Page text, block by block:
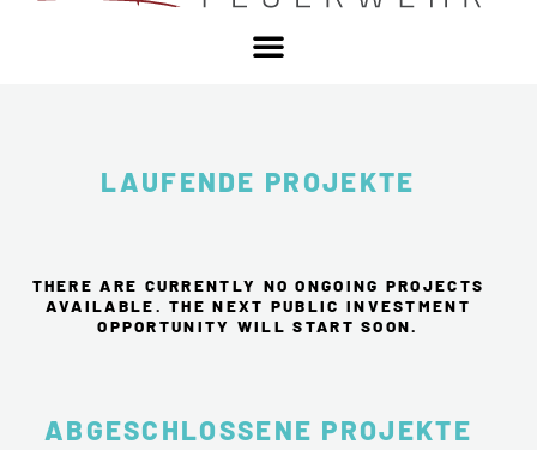
LAUFENDE PROJEKTE
THERE ARE CURRENTLY NO ONGOING PROJECTS
AVAILABLE. THE NEXT PUBLIC INVESTMENT
OPPORTUNITY WILL START SOON.
ABGESCHLOSSENE PROJEKTE